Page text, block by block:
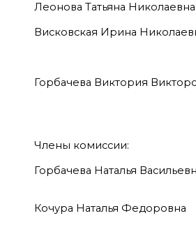
Леонова Татьяна Николаевна
Висковская Ирина
Горбачева Виктория
Члены комиссии:
Горбачева Наталья
Кочура Наталья Федоровна